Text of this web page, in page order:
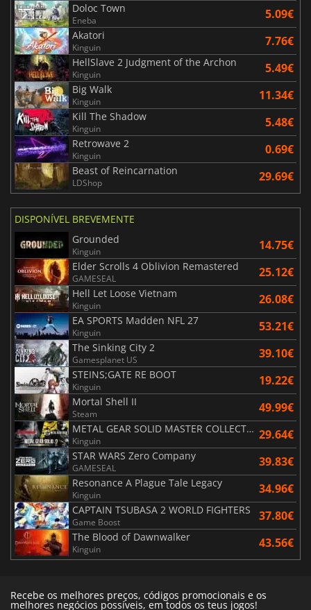
Doloc Town
Eneba 5.09€
Akatori
Kinguin 7.76€
HellSlave 2 Judgment of the Archon
Kinguin 5.49€
Big Walk
Kinguin 11.34€
Kill The Shadow
Kinguin 5.48€
Retrowave 2
Kinguin 0.69€
Beast of Reincarnation
LDShop 29.69€
DISPONÍVEL BREVEMENTE
Grounded
Kinguin 14.75€
Elder Scrolls 4 Oblivion Remastered
GAMESEAL 25.12€
Hell Let Loose Vietnam
Kinguin 26.08€
EA SPORTS Madden NFL 27
Kinguin 53.21€
The Sinking City 2
Gamesplanet US 39.10€
STEINS;GATE RE BOOT
Kinguin 19.22€
Mortal Shell II
Steam 49.99€
METAL GEAR SOLID MASTER COLLECTION Vol.2
Kinguin 29.64€
STAR WARS Zero Company
GAMESEAL 39.83€
Resonance A Plague Tale Legacy
Kinguin 34.96€
CAPTAIN TSUBASA 2 WORLD FIGHTERS
Game Boost 37.80€
The Blood of Dawnwalker
Kinguin 43.56€
Recebe os melhores preços, códigos promocionais e os
melhores negócios possíveis, em todos os teus jogos!